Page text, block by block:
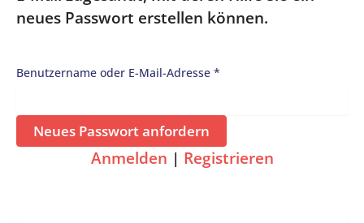
neues Passwort erstellen können.
Benutzername oder E-Mail-Adresse *
Anmelden | Registrieren